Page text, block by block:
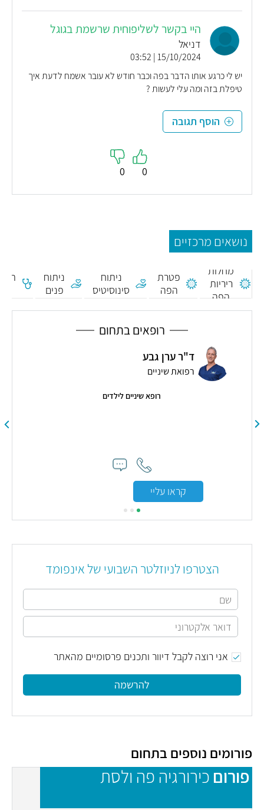
היי בקשר לשליפוחית שרשמת בגוגל
דניאל
15/10/2024 | 03:52
יש לי כרגע אותו הדבר בפה וכבר חודש לא עובר אשמח לדעת איך
טיפלת בזה ומה עלי לעשות ?
הוסף תגובה
0
0
נושאים מרכזיים
מחלות
ריריות
הפה
פטרת
הפה
ניתוח
סינוסיטיס
ניתוח
פנים
רופאים בתחום
ד"ר ערן גבע
רפואת שיניים
רופא שיניים לילדים
קראו עליי
הצטרפו לניוזלטר השבועי של אינפומד
אני רוצה לקבל דיוור ותכנים פרסומיים מהאתר
להרשמה
פורומים נוספים בתחום
פורום כירורגיה פה ולסת